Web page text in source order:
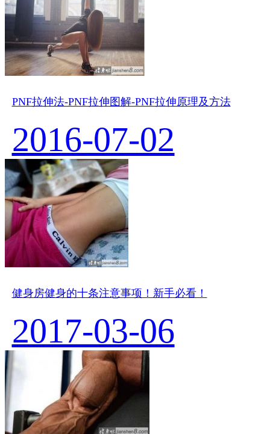
PNF拉伸法-PNF拉伸图解-PNF拉伸原理及方法
2016-07-02
健身房健身的十条注意事项！新手必看！
2017-03-06